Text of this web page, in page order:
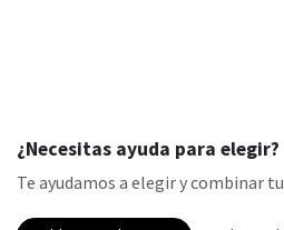
¿Necesitas ayuda para elegir?
Te ayudamos a elegir y combinar